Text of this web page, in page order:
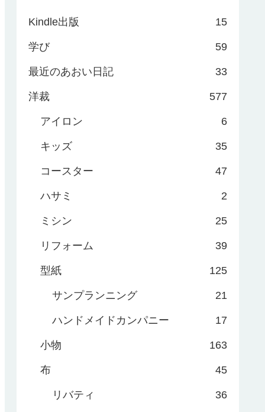
Kindle出版 15
学び 59
最近のあおい日記 33
洋裁 577
アイロン 6
キッズ 35
コースター 47
ハサミ 2
ミシン 25
リフォーム 39
型紙 125
サンプランニング 21
ハンドメイドカンパニー 17
小物 163
布 45
リバティ 36